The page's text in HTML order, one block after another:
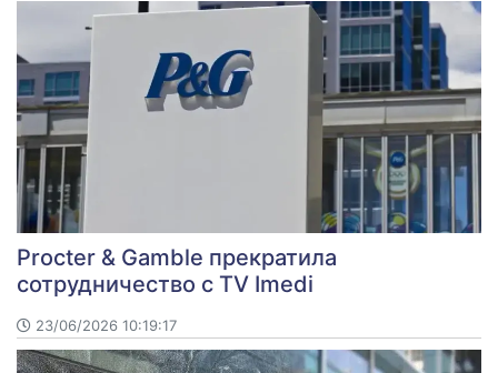
Procter & Gamble прекратила
сотрудничество с TV Imedi
23/06/2026 10:19:17